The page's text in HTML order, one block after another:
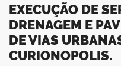
portal
EXECUÇÃO DE
DRENAGEM E
DE VIAS
CURIONOPOLIS.